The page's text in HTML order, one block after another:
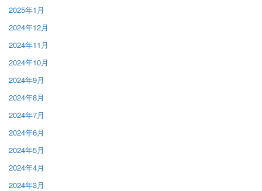
2025年1月
2024年12月
2024年11月
2024年10月
2024年9月
2024年8月
2024年7月
2024年6月
2024年5月
2024年4月
2024年3月